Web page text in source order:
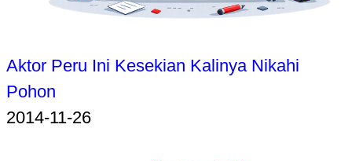
Aktor Peru Ini Kesekian Kalinya Nikahi
Pohon
2014-11-26